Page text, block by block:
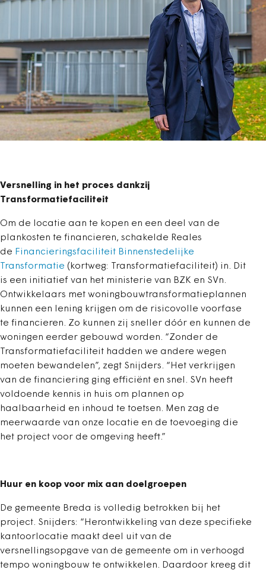
Versnelling in het proces dankzij
Transformatiefaciliteit
Om de locatie aan te kopen en een deel van de
plankosten te financieren, schakelde Reales
de Financieringsfaciliteit Binnenstedelijke
Transformatie (kortweg: Transformatiefaciliteit) in. Dit
is een initiatief van het ministerie van BZK en SVn.
Ontwikkelaars met woningbouwtransformatieplannen
kunnen een lening krijgen om de risicovolle voorfase
te financieren. Zo kunnen zij sneller dóór en kunnen de
woningen eerder gebouwd worden. “Zonder de
Transformatiefaciliteit hadden we andere wegen
moeten bewandelen”, zegt Snijders. “Het verkrijgen
van de financiering ging efficiënt en snel. SVn heeft
voldoende kennis in huis om plannen op
haalbaarheid en inhoud te toetsen. Men zag de
meerwaarde van onze locatie en de toevoeging die
het project voor de omgeving heeft.”
Huur en koop voor mix aan doelgroepen
De gemeente Breda is volledig betrokken bij het
project. Snijders: “Herontwikkeling van deze specifieke
kantoorlocatie maakt deel uit van de
versnellingsopgave van de gemeente om in verhoogd
tempo woningbouw te ontwikkelen. Daardoor kreeg dit